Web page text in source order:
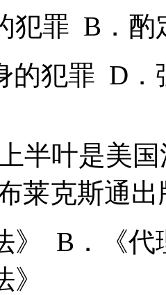
犯罪 B．酌
的犯罪 D．
半叶是美
莱克斯通出
》 B．《